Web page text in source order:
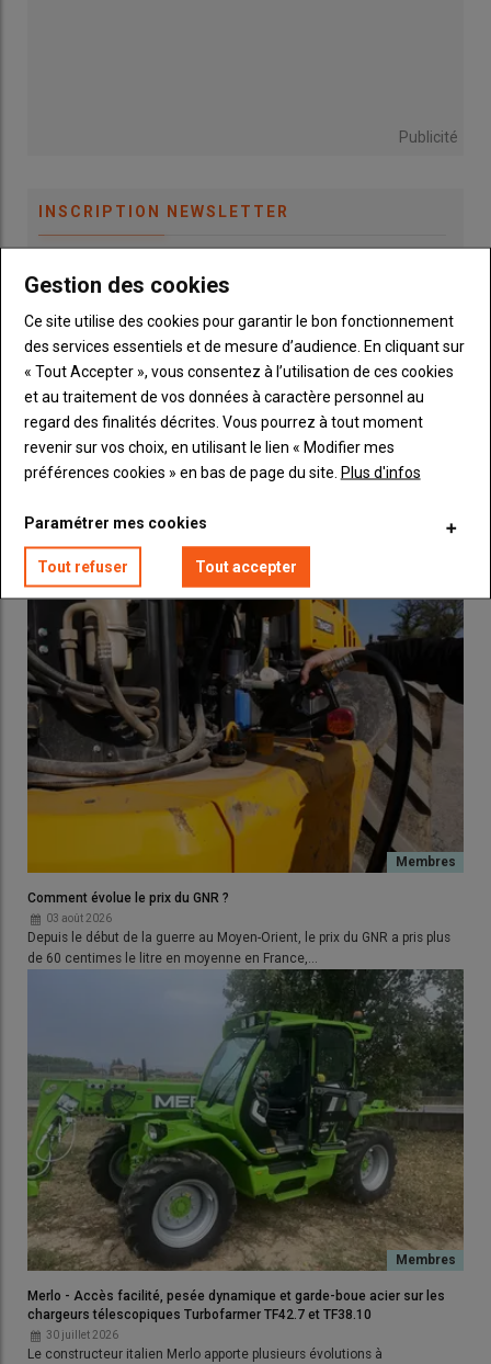
Publicité
INSCRIPTION NEWSLETTER
Vous recevrez chaque semaine toutes les actualités 100%
LES PLUS LUS
Comment évolue le prix du GNR ?
03 août 2026
Depuis le début de la guerre au Moyen-Orient, le prix du GNR a pris plus
de 60 centimes le litre en moyenne en France,…
Merlo - Accès facilité, pesée dynamique et garde-boue acier sur les
chargeurs télescopiques Turbofarmer TF42.7 et TF38.10
30 juillet 2026
Le constructeur italien Merlo apporte plusieurs évolutions à
Gestion des cookies
Ce site utilise des cookies pour garantir le bon fonctionnement
des services essentiels et de mesure d’audience. En cliquant sur
« Tout Accepter », vous consentez à l’utilisation de ces cookies
et au traitement de vos données à caractère personnel au
regard des finalités décrites. Vous pourrez à tout moment
revenir sur vos choix, en utilisant le lien « Modifier mes
préférences cookies » en bas de page du site. Plus d'infos
Paramétrer mes cookies
Tout refuser Tout accepter